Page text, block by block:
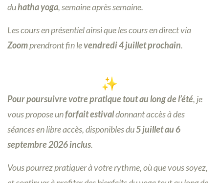
duhatha yoga, semaine après semaine.
Les cours en présentiel ainsi que les cours en direct via
Zoomprendront fin levendredi 4 juillet prochain.
Pour poursuivre votre pratique tout au long de l’été, je
vous propose unforfait estivaldonnant accès à des
séances en libre accès,disponibles du5 juillet au 6
septembre 2026 inclus.
Vous pourrez pratiquer à votre rythme, où que vous soyez,